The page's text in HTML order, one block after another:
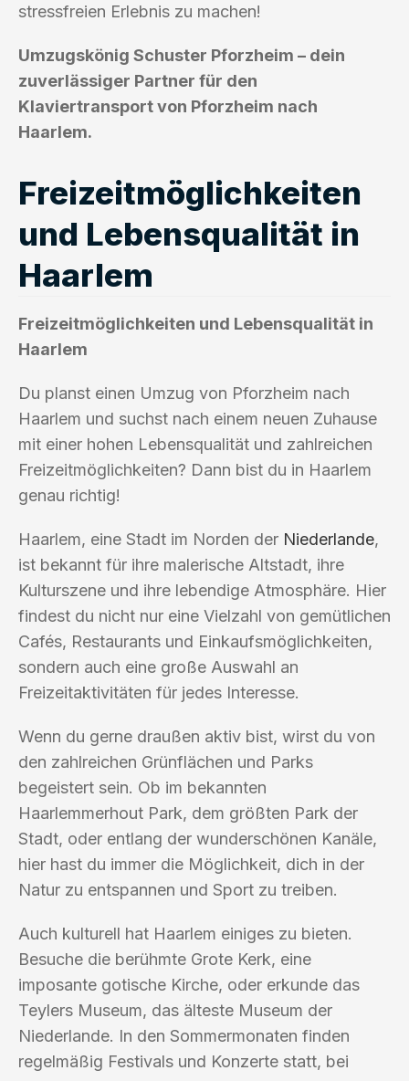
stressfreien Erlebnis zu machen!
Umzugskönig Schuster Pforzheim – dein
zuverlässiger Partner für den
Klaviertransport von Pforzheim nach
Haarlem.
Freizeitmöglichkeiten
und Lebensqualität in
Haarlem
Freizeitmöglichkeiten und Lebensqualität in
Haarlem
Du planst einen Umzug von Pforzheim nach
Haarlem und suchst nach einem neuen Zuhause
mit einer hohen Lebensqualität und zahlreichen
Freizeitmöglichkeiten? Dann bist du in Haarlem
genau richtig!
Haarlem, eine Stadt im Norden der Niederlande,
ist bekannt für ihre malerische Altstadt, ihre
Kulturszene und ihre lebendige Atmosphäre. Hier
findest du nicht nur eine Vielzahl von gemütlichen
Cafés, Restaurants und Einkaufsmöglichkeiten,
sondern auch eine große Auswahl an
Freizeitaktivitäten für jedes Interesse.
Wenn du gerne draußen aktiv bist, wirst du von
den zahlreichen Grünflächen und Parks
begeistert sein. Ob im bekannten
Haarlemmerhout Park, dem größten Park der
Stadt, oder entlang der wunderschönen Kanäle,
hier hast du immer die Möglichkeit, dich in der
Natur zu entspannen und Sport zu treiben.
Auch kulturell hat Haarlem einiges zu bieten.
Besuche die berühmte Grote Kerk, eine
imposante gotische Kirche, oder erkunde das
Teylers Museum, das älteste Museum der
Niederlande. In den Sommermonaten finden
regelmäßig Festivals und Konzerte statt, bei